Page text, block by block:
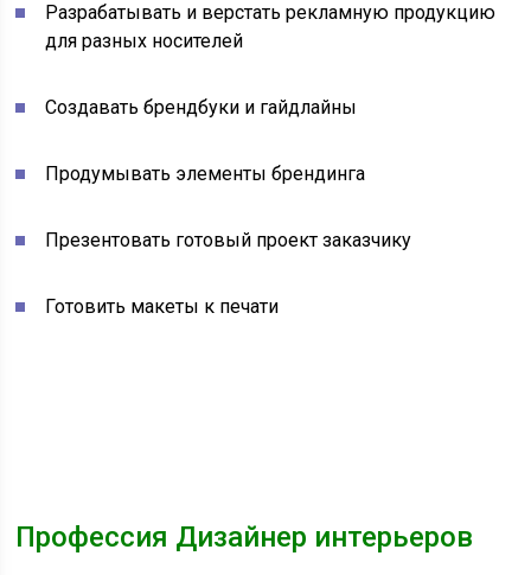
Разрабатывать и верстать рекламную продукцию
для разных носителей
Создавать брендбуки и гайдлайны
Продумывать элементы брендинга
Презентовать готовый проект заказчику
Готовить макеты к печати
Профессия Дизайнер интерьеров